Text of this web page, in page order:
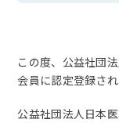
この度、公益社団
会員に認定登録され
公益社団法人日本